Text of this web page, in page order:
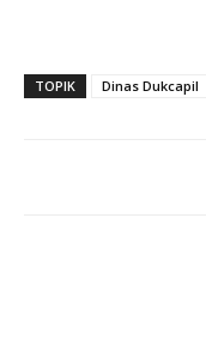
TOPIK Dinas Dukcapil